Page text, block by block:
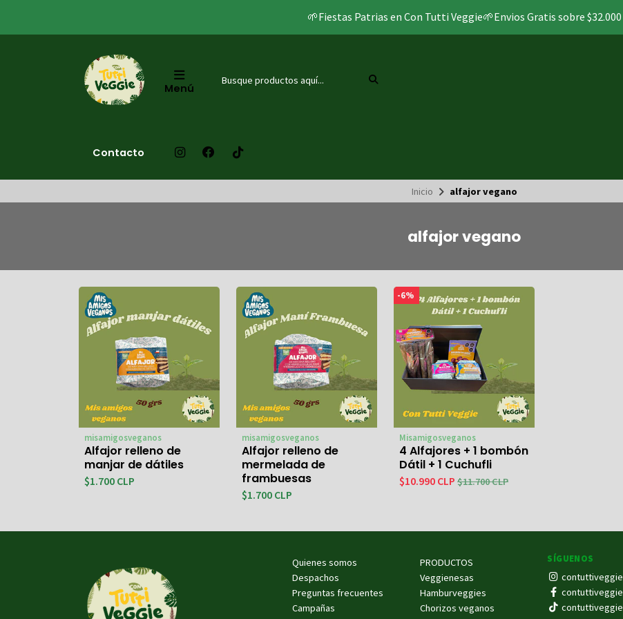
🌱Fiestas Patrias en Con Tutti Veggie🌱Envios Gratis sobre $32.000
Menú
Contacto
Inicio alfajor vegano
alfajor vegano
misamigosveganos
Alfajor relleno de
manjar de dátiles
$1.700 CLP
misamigosveganos
Alfajor relleno de
mermelada de
frambuesas
$1.700 CLP
-6%
Misamigosveganos
4 Alfajores + 1 bombón
Dátil + 1 Cuchufli
$10.990 CLP $11.700 CLP
Quienes somos
Despachos
Preguntas frecuentes
Campañas
PRODUCTOS
Veggienesas
Hamburveggies
Chorizos veganos
SÍGUENOS
contuttiveggie
contuttiveggie
contuttiveggie